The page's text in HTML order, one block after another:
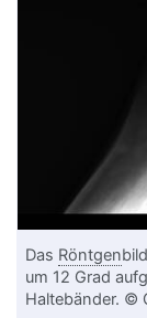
Das Röntgen
um 12 Grad
Haltebänder. ©